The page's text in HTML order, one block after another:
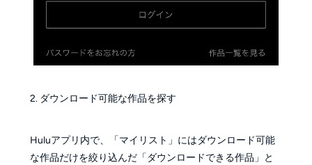
2. ダウンロード可能な作品を探す
Huluアプリ内で、「マイリスト」にはダウンロード可能
な作品だけを絞り込んだ「ダウンロードできる作品」と